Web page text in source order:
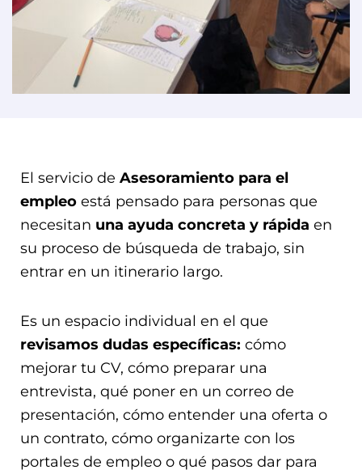
El servicio de Asesoramiento para el
empleo está pensado para personas que
necesitan una ayuda concreta y rápida en
su proceso de búsqueda de trabajo, sin
entrar en un itinerario largo.
Es un espacio individual en el que
revisamos dudas específicas: cómo
mejorar tu CV, cómo preparar una
entrevista, qué poner en un correo de
presentación, cómo entender una oferta o
un contrato, cómo organizarte con los
portales de empleo o qué pasos dar para